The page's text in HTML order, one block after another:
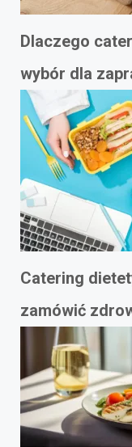
Dlaczego
wybór dla
Catering
zamówić